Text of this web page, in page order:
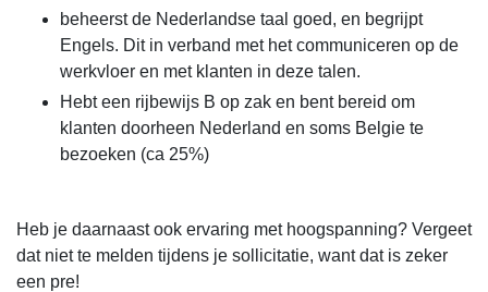
beheerst de Nederlandse taal goed, en begrijpt
Engels. Dit in verband met het communiceren op de
werkvloer en met klanten in deze talen.
Hebt een rijbewijs B op zak en bent bereid om
klanten doorheen Nederland en soms Belgie te
bezoeken (ca 25%)
Heb je daarnaast ook ervaring met hoogspanning? Vergeet
dat niet te melden tijdens je sollicitatie, want dat is zeker
een pre!